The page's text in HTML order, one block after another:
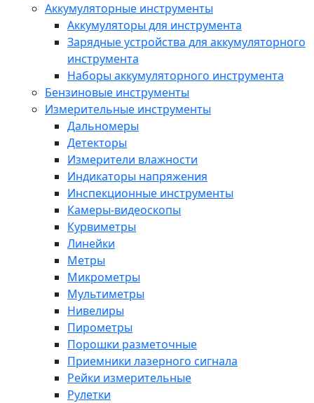
Аккумуляторные инструменты
Аккумуляторы для инструмента
Зарядные устройства для аккумуляторного
инструмента
Наборы аккумуляторного инструмента
Бензиновые инструменты
Измерительные инструменты
Дальномеры
Детекторы
Измерители влажности
Индикаторы напряжения
Инспекционные инструменты
Камеры-видеоскопы
Курвиметры
Линейки
Метры
Микрометры
Мультиметры
Нивелиры
Пирометры
Порошки разметочные
Приемники лазерного сигнала
Рейки измерительные
Рулетки